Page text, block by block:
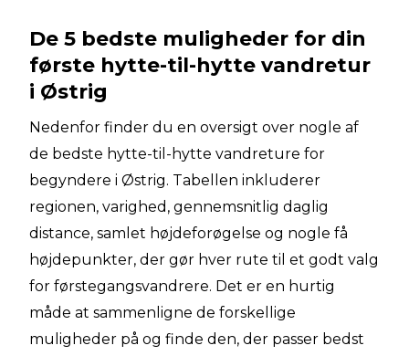
De 5 bedste muligheder for din
første hytte-til-hytte vandretur
i Østrig
Nedenfor finder du en oversigt over nogle af
de bedste hytte-til-hytte vandreture for
begyndere i Østrig. Tabellen inkluderer
regionen, varighed, gennemsnitlig daglig
distance, samlet højdeforøgelse og nogle få
højdepunkter, der gør hver rute til et godt valg
for førstegangsvandrere. Det er en hurtig
måde at sammenligne de forskellige
muligheder på og finde den, der passer bedst